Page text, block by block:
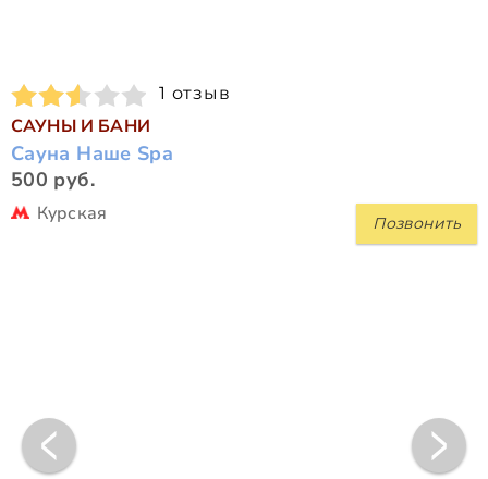
1 отзыв
САУНЫ И БАНИ
Сауна Наше Spa
500 руб.
Позвонить
Курская